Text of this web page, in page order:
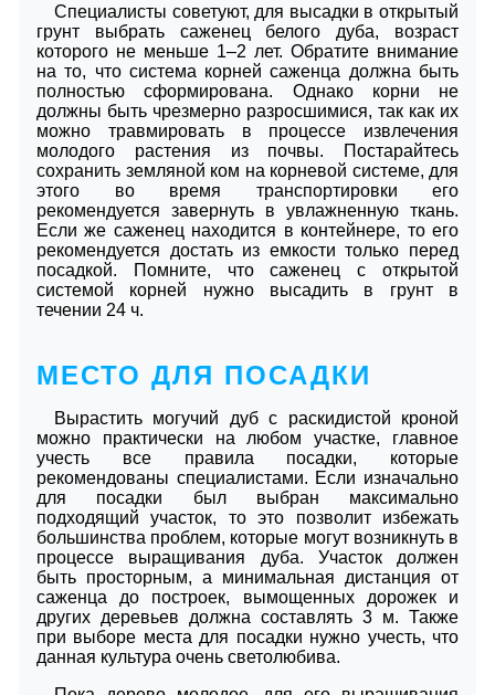
Специалисты советуют, для высадки в открытый
грунт выбрать саженец белого дуба, возраст
которого не меньше 1–2 лет. Обратите внимание
на то, что система корней саженца должна быть
полностью сформирована. Однако корни не
должны быть чрезмерно разросшимися, так как их
можно травмировать в процессе извлечения
молодого растения из почвы. Постарайтесь
сохранить земляной ком на корневой системе, для
этого во время транспортировки его
рекомендуется завернуть в увлажненную ткань.
Если же саженец находится в контейнере, то его
рекомендуется достать из емкости только перед
посадкой. Помните, что саженец с открытой
системой корней нужно высадить в грунт в
течении 24 ч.
МЕСТО ДЛЯ ПОСАДКИ
Вырастить могучий дуб с раскидистой кроной
можно практически на любом участке, главное
учесть все правила посадки, которые
рекомендованы специалистами. Если изначально
для посадки был выбран максимально
подходящий участок, то это позволит избежать
большинства проблем, которые могут возникнуть в
процессе выращивания дуба. Участок должен
быть просторным, а минимальная дистанция от
саженца до построек, вымощенных дорожек и
других деревьев должна составлять 3 м. Также
при выборе места для посадки нужно учесть, что
данная культура очень светолюбива.